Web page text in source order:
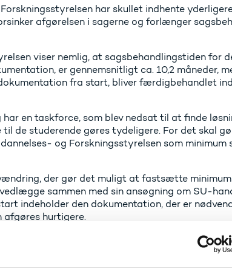
har skullet indhente
afgørelsen i sagerne og forlænger
viser nemlig, at sagsbehandlingstiden for
er gennemsnitligt ca. 10,2 måneder,
fra start, bliver færdigbehandlet
en taskforce, som blev nedsat til at finde
de studerende gøres tydeligere. For det skal
og Forskningsstyrelsen som minimum
der gør det muligt at fastsætte
sammen med sin ansøgning om SU-
indeholder den dokumentation, der er
afgøres hurtigere.